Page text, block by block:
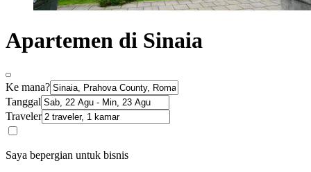
Apartemen di Sinaia
Ke mana?
Tanggal
Traveler
Saya bepergian untuk bisnis